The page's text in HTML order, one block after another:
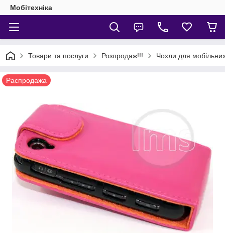
Мобітехніка
Товари та послуги Розпродаж!!! Чохли для
Распродажа